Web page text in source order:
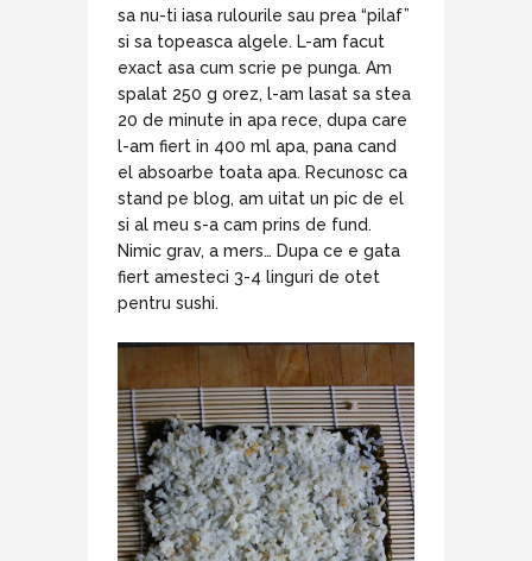
sa nu-ti iasa rulourile sau prea “pilaf”
si sa topeasca algele. L-am facut
exact asa cum scrie pe punga. Am
spalat 250 g orez, l-am lasat sa stea
20 de minute in apa rece, dupa care
l-am fiert in 400 ml apa, pana cand
el absoarbe toata apa. Recunosc ca
stand pe blog, am uitat un pic de el
si al meu s-a cam prins de fund.
Nimic grav, a mers… Dupa ce e gata
fiert amesteci 3-4 linguri de otet
pentru sushi.